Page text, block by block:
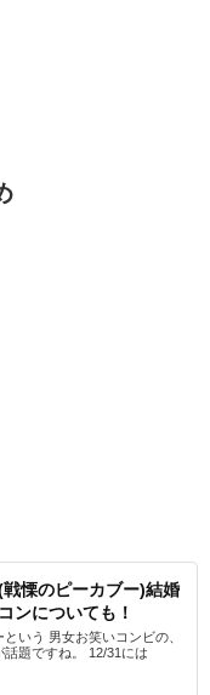
慄のピーカブー)結婚
ンについても！
いう 男女お笑いコンビの、
題ですね。 12/31には